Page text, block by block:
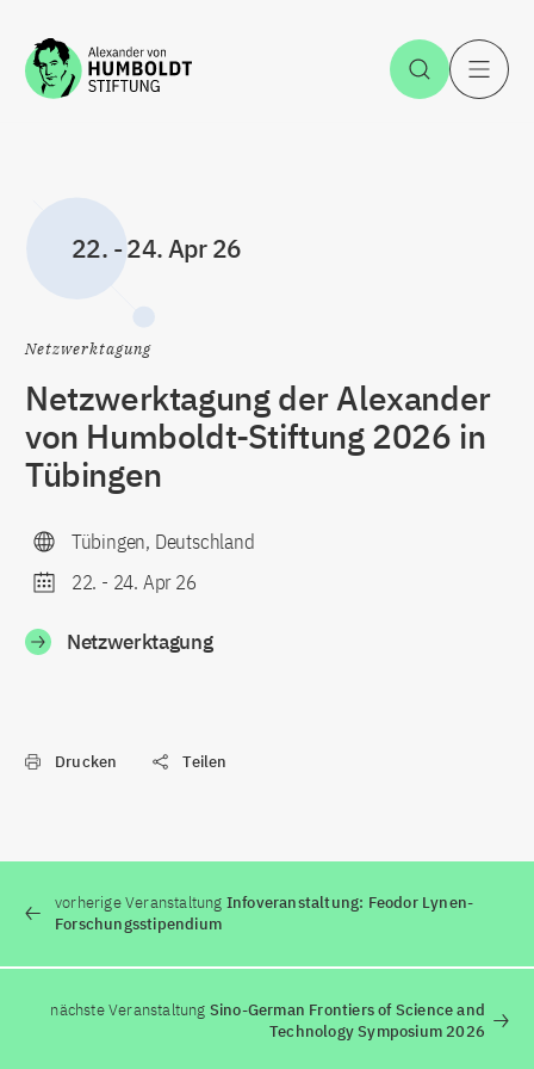
Zum Inhalt springen Suche
22. -24. Apr 26
Netzwerktagung
Netzwerktagung der Alexander
von Humboldt-Stiftung 2026 in
Tübingen
Tübingen, Deutschland
22. - 24. Apr 26
Netzwerktagung
Drucken Teilen
vorherige Veranstaltung Infoveranstaltung: Feodor Lynen-
Forschungsstipendium
nächste Veranstaltung Sino-German Frontiers of Science and
Technology Symposium 2026